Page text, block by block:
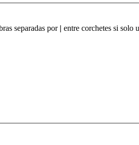
separadas por | entre corchetes si solo